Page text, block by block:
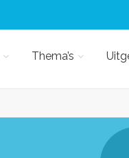
Thema’s